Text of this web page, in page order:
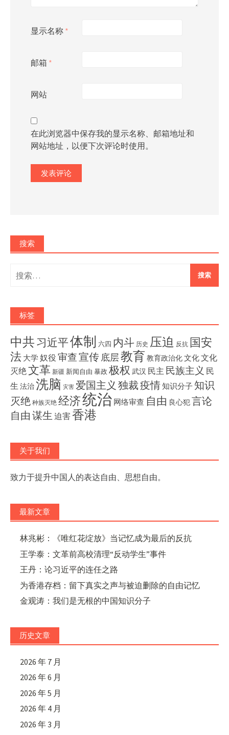
显示名称 *
邮箱 *
网站
在此浏览器中保存我的显示名称、邮箱地址和
网站地址，以便下次评论时使用。
搜索
搜
索：
标签
中共习近平体制 六四 内斗 历史 压迫 反抗 国安
法 大学 奴役 审查宣传底层教育 教育政治化文化文化
灭绝文革 新疆 新闻自由 暴政 极权 武汉 民主 民族主义 民
生 法治洗脑 灾害 爱国主义 独裁疫情知识分子 知识
灭绝 种族灭绝 经济统治 网络审查 自由 良心犯言论
自由 谋生 迫害香港
关于我们
致力于提升中国人的表达自由、思想自由。
最新文章
林兆彬：《唯红花绽放》当记忆成为最后的反抗
王学泰：文革前高校清理“反动学生”事件
王丹：论习近平的连任之路
为香港存档：留下真实之声与被迫删除的自由记忆
金观涛：我们是无根的中国知识分子
历史文章
2026 年 7 月
2026 年 6 月
2026 年 5 月
2026 年 4 月
2026 年 3 月